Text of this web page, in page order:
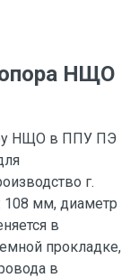
НЩО
НЩО в ППУ ПЭ
г.
мм, диаметр
в
прокладке,
в